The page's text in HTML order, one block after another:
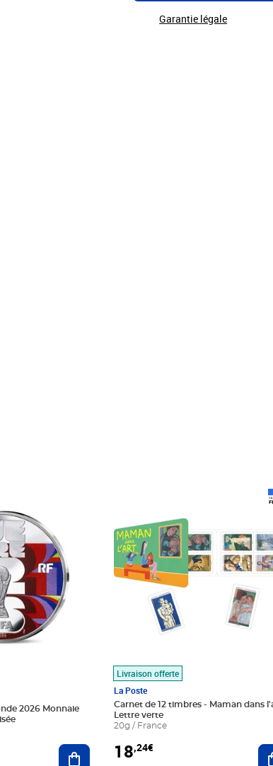
Garantie légale
2026 Monnaie
Ajouter au panier
Livraison offerte
La Poste
Carnet de 12 timbres - Maman dans
Lettre verte
20g / France
18,24€